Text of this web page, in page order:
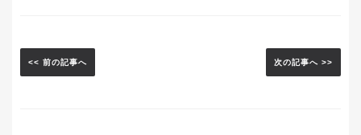
<< 前の記事へ 次の記事へ >>